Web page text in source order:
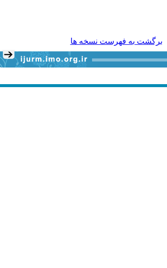
برگشت به فهرست نسخه ها